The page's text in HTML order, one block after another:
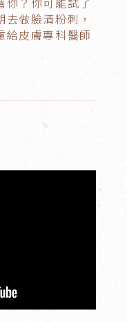
做臉清粉刺，
給皮膚專科醫師